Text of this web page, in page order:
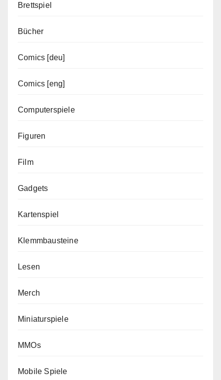
Brettspiel
Bücher
Comics [deu]
Comics [eng]
Computerspiele
Figuren
Film
Gadgets
Kartenspiel
Klemmbausteine
Lesen
Merch
Miniaturspiele
MMOs
Mobile Spiele